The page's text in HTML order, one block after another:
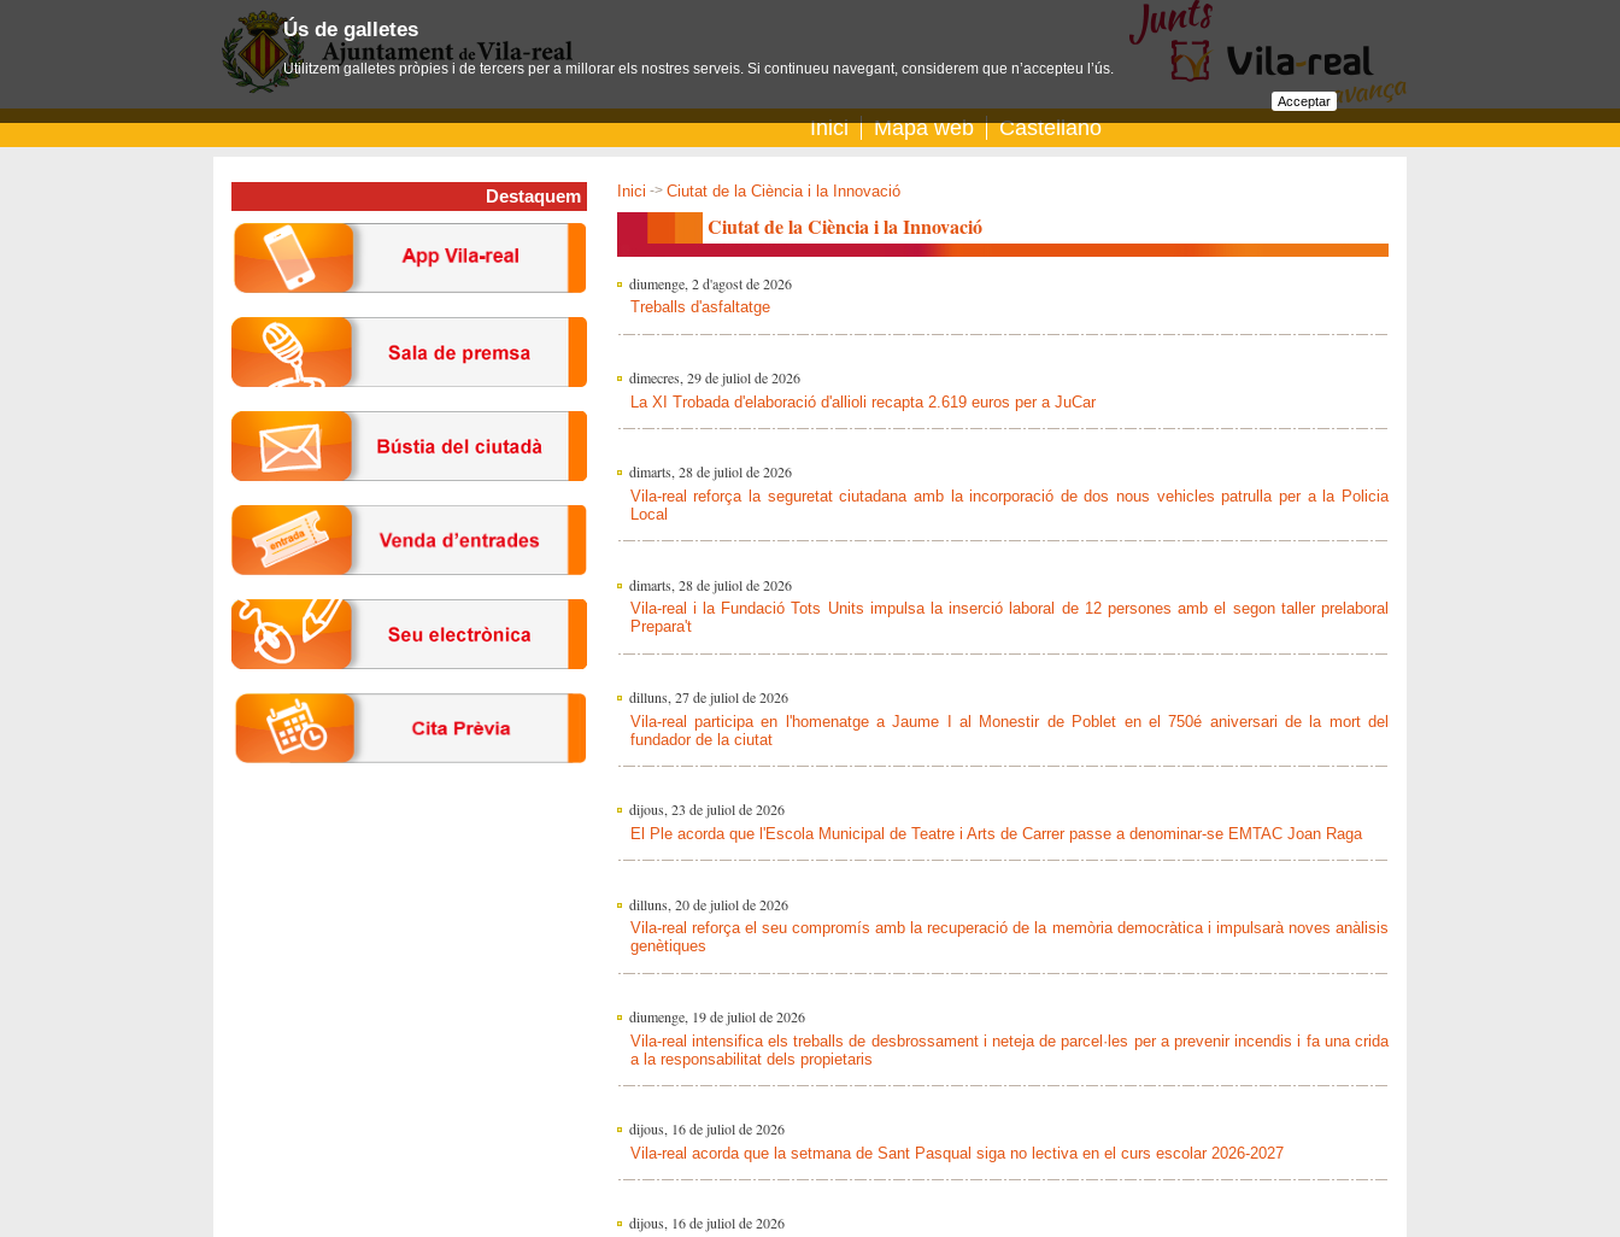
Inici Mapa web Castellano
Inici -> Ciutat de la Ciència i la Innovació
Ciutat de la Ciència i la Innovació
diumenge, 2 d'agost de 2026
Treballs d'asfaltatge
dimecres, 29 de juliol de 2026
La XI Trobada d'elaboració d'allioli recapta 2.619 euros per a JuCar
dimarts, 28 de juliol de 2026
Vila-real reforça la seguretat ciutadana amb la incorporació de dos nous vehicles patrulla per a la Policia
Local
dimarts, 28 de juliol de 2026
Vila-real i la Fundació Tots Units impulsa la inserció laboral de 12 persones amb el segon taller prelaboral
Prepara't
dilluns, 27 de juliol de 2026
Vila-real participa en l'homenatge a Jaume I al Monestir de Poblet en el 750é aniversari de la mort del
fundador de la ciutat
dijous, 23 de juliol de 2026
El Ple acorda que l'Escola Municipal de Teatre i Arts de Carrer passe a denominar-se EMTAC Joan Raga
dilluns, 20 de juliol de 2026
Vila-real reforça el seu compromís amb la recuperació de la memòria democràtica i impulsarà noves anàlisis
genètiques
diumenge, 19 de juliol de 2026
Vila-real intensifica els treballs de desbrossament i neteja de parcel·les per a prevenir incendis i fa una crida
a la responsabilitat dels propietaris
dijous, 16 de juliol de 2026
Vila-real acorda que la setmana de Sant Pasqual siga no lectiva en el curs escolar 2026-2027
dijous, 16 de juliol de 2026
Destaquem
Ús de galletes
Utilitzem galletes pròpies i de tercers per a millorar els nostres serveis. Si continueu navegant, considerem que n’accepteu l’ús.
Acceptar